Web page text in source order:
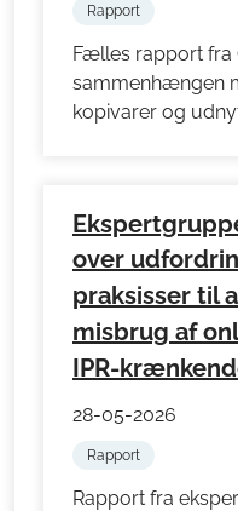
Rapport
Fælles rapport fra
sammenhængen
kopivarer og
over
praksisser til
misbrug af
IPR-
28-05-2026
Rapport
Rapport fra